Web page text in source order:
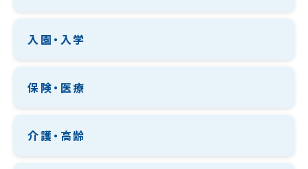
入園・入学
保険・医療
介護・高齢